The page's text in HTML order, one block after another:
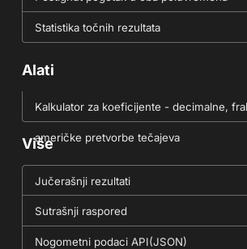
Statistika točnih rezultata
Alati
Kalkulator za koeficijente - decimalne,
američke pretvorbe tečajeva
Više
Jučerašnji rezultati
Sutrašnji raspored
Nogometni podaci API(JSON)